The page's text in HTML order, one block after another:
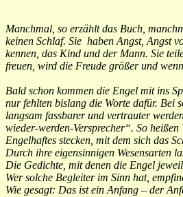
Manchmal, so erzählt das Buch,
keinen Schlaf. Sie haben Angst, Angst
kennen, das Kind und der Mann. Sie
freuen, wird die Freude größer und
Bald schon kommen die Engel mit ins
nur fehlten bislang die Worte dafür. Bei
langsam fassbarer und vertrauter
wieder-werden-Versprecher“. So
Engelhaftes stecken, mit dem sich das
Durch ihre eigensinnigen Wesensarten
Die Gedichte, mit denen die Engel
Wer solche Begleiter im Sinn hat,
Wie gesagt: Das ist ein Anfang – der